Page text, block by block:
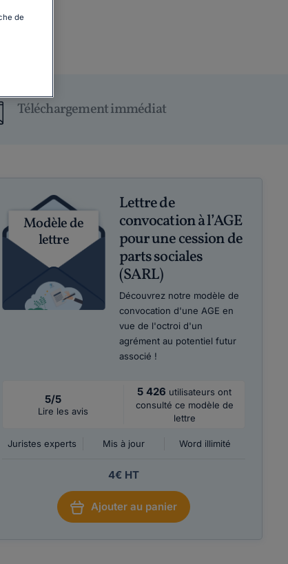
Téléchargement immédiat
Modèle de
lettre
Lettre de
convocation à l’AGE
pour une cession de
parts sociales
(SARL)
Découvrez notre modèle de
convocation d'une AGE en
vue de l'octroi d'un
agrément au potentiel futur
associé !
5/5
Lire les avis
5 426 utilisateurs ont
consulté ce modèle de
lettre
Juristes experts Mis à jour Word illimité
4€ HT
Ajouter au panier
de